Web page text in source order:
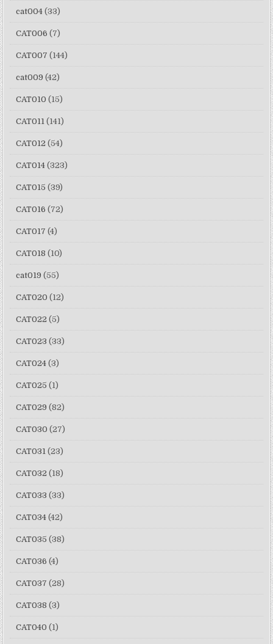
cat004 (33)
CAT006 (7)
CAT007 (144)
cat009 (42)
CAT010 (15)
CAT011 (141)
CAT012 (54)
CAT014 (323)
CAT015 (39)
CAT016 (72)
CAT017 (4)
CAT018 (10)
cat019 (55)
CAT020 (12)
CAT022 (5)
CAT023 (33)
CAT024 (3)
CAT025 (1)
CAT029 (82)
CAT030 (27)
CAT031 (23)
CAT032 (18)
CAT033 (33)
CAT034 (42)
CAT035 (38)
CAT036 (4)
CAT037 (28)
CAT038 (3)
CAT040 (1)